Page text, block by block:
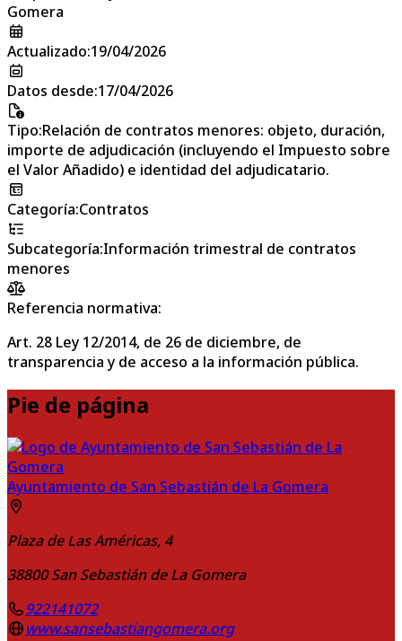
Gomera
Actualizado:19/04/2026
Datos desde:17/04/2026
Tipo:Relación de contratos menores: objeto, duración,
importe de adjudicación (incluyendo el Impuesto sobre
el Valor Añadido) e identidad del adjudicatario.
Categoría:Contratos
Subcategoría:Información trimestral de contratos
menores
Referencia normativa:
Art. 28 Ley 12/2014, de 26 de diciembre, de
transparencia y de acceso a la información pública.
Pie de página
Ayuntamiento de San Sebastián de La Gomera
Plaza de Las Américas, 4
38800 San Sebastián de La Gomera
922141072
www.sansebastiangomera.org